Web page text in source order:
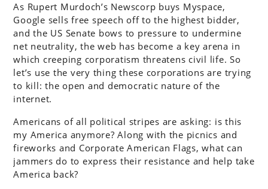
As Rupert Murdoch’s Newscorp buys Myspace,
Google sells free speech off to the highest bidder,
and the US Senate bows to pressure to undermine
net neutrality, the web has become a key arena in
which creeping corporatism threatens civil life. So
let’s use the very thing these corporations are trying
to kill: the open and democratic nature of the
internet.
Americans of all political stripes are asking: is this
my America anymore? Along with the picnics and
fireworks and Corporate American Flags, what can
jammers do to express their resistance and help take
America back?